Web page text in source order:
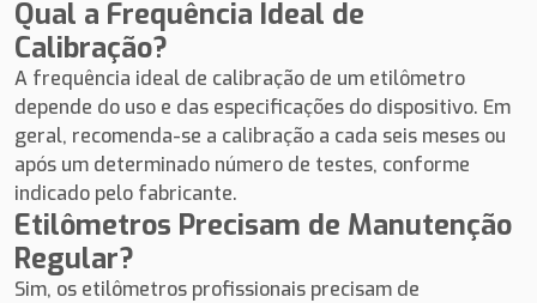
Qual a Frequência Ideal de
Calibração?
A frequência ideal de calibração de um etilômetro
depende do uso e das especificações do dispositivo. Em
geral, recomenda-se a calibração a cada seis meses ou
após um determinado número de testes, conforme
indicado pelo fabricante.
Etilômetros Precisam de Manutenção
Regular?
Sim, os etilômetros profissionais precisam de